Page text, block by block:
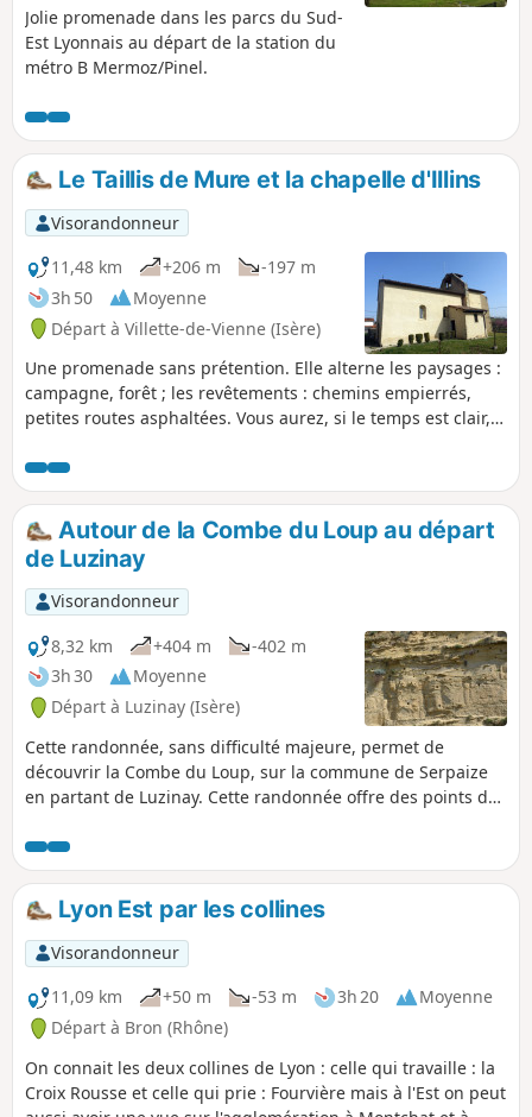
Jolie promenade dans les parcs du Sud-
Est Lyonnais au départ de la station du
métro B Mermoz/Pinel.
Le Taillis de Mure et la chapelle d'Illins
Visorandonneur
11,48 km
+206 m
-197 m
3h 50
Moyenne
Départ à Villette-de-Vienne (Isère)
Une promenade sans prétention. Elle alterne les paysages :
campagne, forêt ; les revêtements : chemins empierrés,
petites routes asphaltées. Vous aurez, si le temps est clair,
petites côtes (pas trop saignantes) sont au programme afin
de maintenir la forme.
Autour de la Combe du Loup au départ
de Luzinay
Visorandonneur
8,32 km
+404 m
-402 m
3h 30
Moyenne
Départ à Luzinay (Isère)
Cette randonnée, sans difficulté majeure, permet de
découvrir la Combe du Loup, sur la commune de Serpaize
en partant de Luzinay. Cette randonnée offre des points de
Lyonnais et le Massif du Pilat. Le Mont Blanc est visible,
selon la météo bien sûr en redescendant au point de départ
/ arrivée. Le départ et le retour se font sur un vaste parking,
extérieur au village de Luzinay, pour éviter un morceau de
route sans intérêt et la traversée de la D36, non protégée
pour les piétons. L'itinéraire est facile à suivre, même sans
GPS.
Lyon Est par les collines
Visorandonneur
11,09 km
+50 m -53 m 3h 20
Moyenne
Départ à Bron (Rhône)
On connait les deux collines de Lyon : celle qui travaille : la
Croix Rousse et celle qui prie : Fourvière mais à l'Est on peut